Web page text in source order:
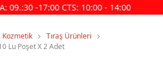
09.:30 -17:00 CTS: 10:00 - 14:00
Kozmetik
Tıraş Ürünleri
Lu Poşet X 2 Adet